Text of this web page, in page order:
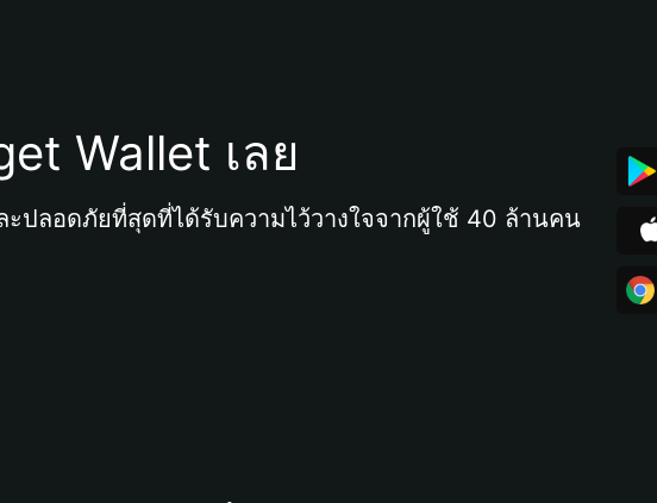
Wallet เลย
ปลอดภัยที่สุดที่ได้รับความไว้วางใจจากผู้ใช้ 40 ล้านคน